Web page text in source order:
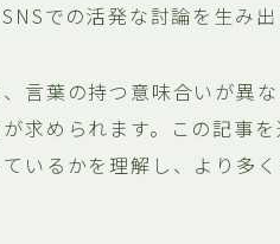
での活発な討論を生み出
言葉の持つ意味合いが異
求められます。この記事
いるかを理解し、より多